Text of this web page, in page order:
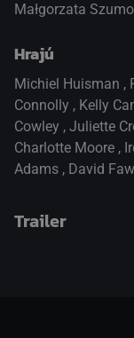
Małgorzata
Hrajú
Michiel Huisman ,
Connolly , Kelly
Cowley , Juliette
Charlotte Moore ,
Adams , David
Trailer